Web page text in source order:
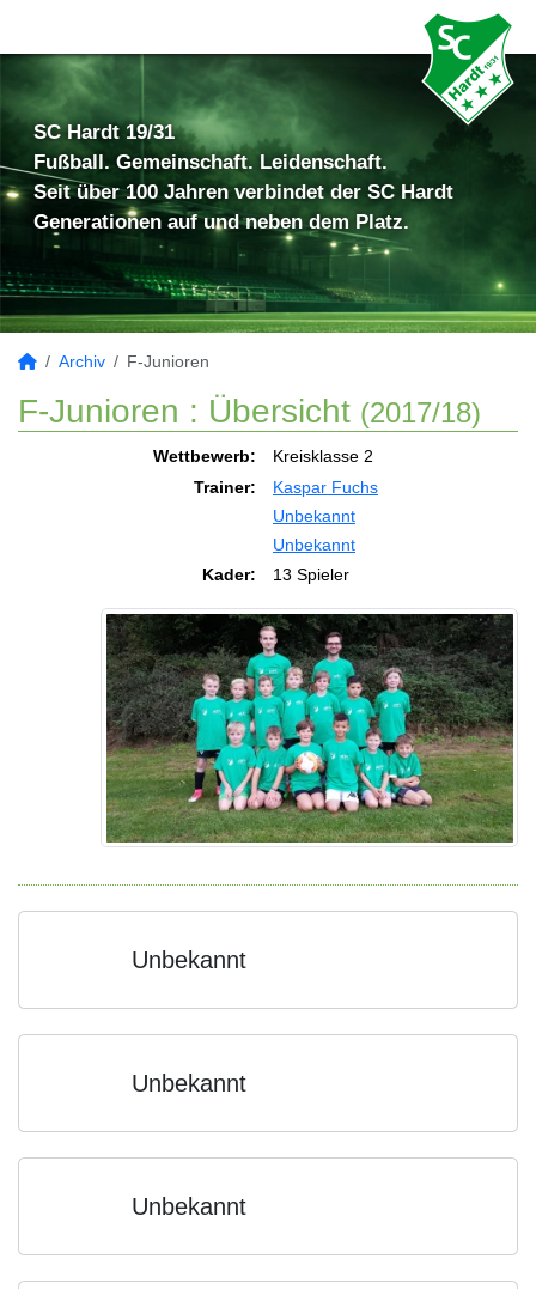
SC Hardt 19/31
Fußball. Gemeinschaft. Leidenschaft.
Seit über 100 Jahren verbindet der SC Hardt
Generationen auf und neben dem Platz.
Archiv F-Junioren
F-Junioren : Übersicht (2017/18)
Wettbewerb:
Kreisklasse 2
Trainer:
Kaspar Fuchs
Unbekannt
Unbekannt
Kader:
13 Spieler
Unbekannt
Unbekannt
Unbekannt